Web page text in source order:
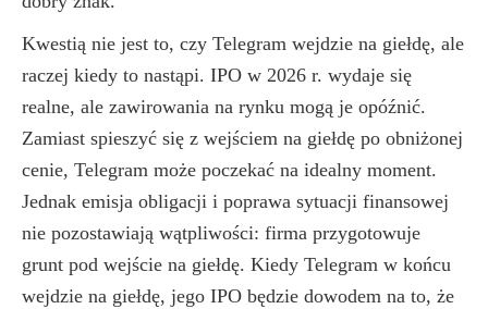
Kwestią nie jest to, czy Telegram wejdzie na giełdę, ale
raczej kiedy to nastąpi. IPO w 2026 r. wydaje się
realne, ale zawirowania na rynku mogą je opóźnić.
Zamiast spieszyć się z wejściem na giełdę po obniżonej
cenie, Telegram może poczekać na idealny moment.
Jednak emisja obligacji i poprawa sytuacji finansowej
nie pozostawiają wątpliwości: firma przygotowuje
grunt pod wejście na giełdę. Kiedy Telegram w końcu
wejdzie na giełdę, jego IPO będzie dowodem na to, że